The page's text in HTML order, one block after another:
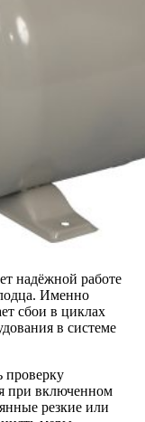
надёжной работе
Именно
сбои в циклах
в системе
проверку
при включенном
резкие или